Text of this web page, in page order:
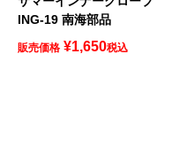
ING-19 南海部品
販売価格 ¥1,650税込